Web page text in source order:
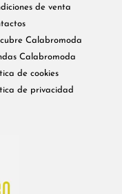
de venta
Calabromoda
Calabromoda
de cookies
de privacidad